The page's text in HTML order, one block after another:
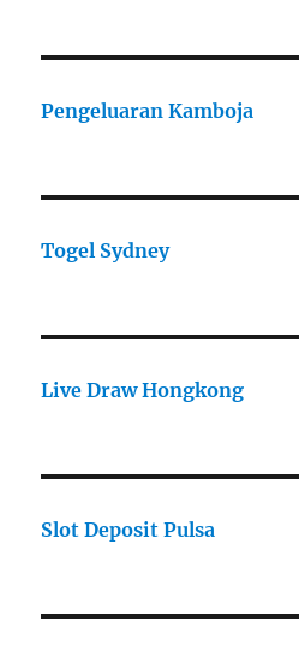
Pengeluaran Kamboja
Togel Sydney
Live Draw Hongkong
Slot Deposit Pulsa